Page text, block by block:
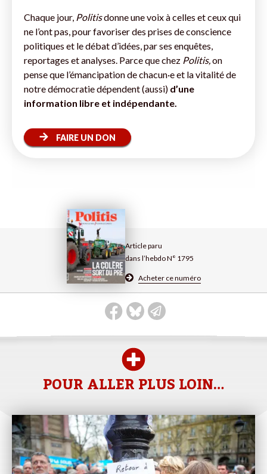
Article paru
dans l’hebdo N° 1795
Acheter ce numéro
Chaque jour, Politisdonne une voix à celles et ceux qui
ne l’ont pas, pour favoriser des prises de conscience
politiques et le débat d’idées, par ses enquêtes,
reportages et analyses. Parce que chez Politis, on
pense que l’émancipation de chacun·e et la vitalité de
notre démocratie dépendent (aussi) d’une
information libre et indépendante.
FAIRE UN DON
POUR ALLER PLUS LOIN…